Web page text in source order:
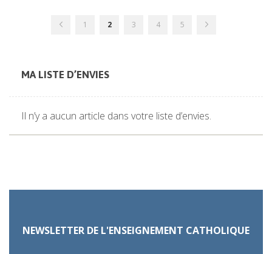
PagePrécédent
Page
1
Vous
lisez
2 Page
3 Page
4 Page
5
MA LISTE D’ENVIES
Il n’y a aucun article dans votre liste d’envies.
NEWSLETTER DE L'ENSEIGNEMENT CATHOLIQUE